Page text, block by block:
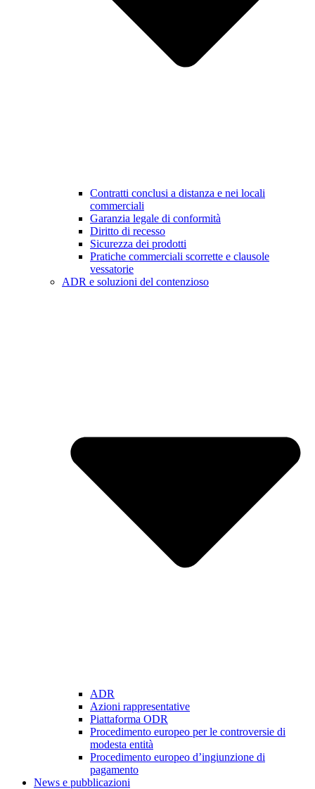
Contratti conclusi a distanza e nei locali
commerciali
Garanzia legale di conformità
Diritto di recesso
Sicurezza dei prodotti
Pratiche commerciali scorrette e clausole
vessatorie
ADR e soluzioni del contenzioso
ADR
Azioni rappresentative
Piattaforma ODR
Procedimento europeo per le controversie di
modesta entità
Procedimento europeo d’ingiunzione di
pagamento
News e pubblicazioni